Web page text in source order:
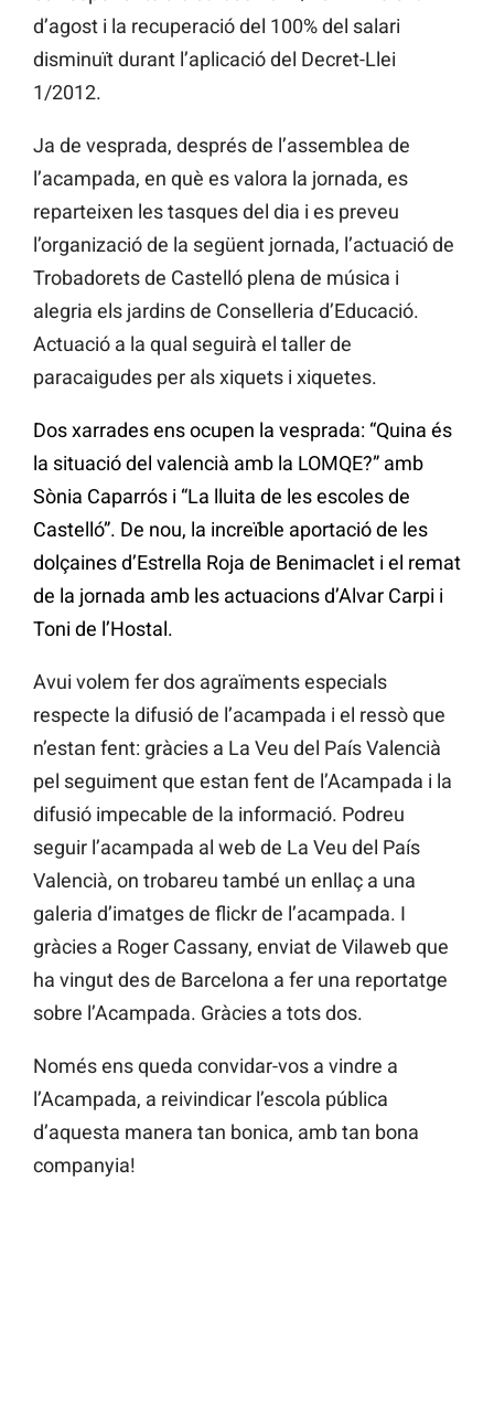
d’agost i la recuperació del 100% del salari
disminuït durant l’aplicació del Decret-Llei
1/2012.
Ja de vesprada, després de l’assemblea de
l’acampada, en què es valora la jornada, es
reparteixen les tasques del dia i es preveu
l’organizació de la següent jornada, l’actuació de
Trobadorets de Castelló plena de música i
alegria els jardins de Conselleria d’Educació.
Actuació a la qual seguirà el taller de
paracaigudes per als xiquets i xiquetes.
Dos xarrades ens ocupen la vesprada: “Quina és
la situació del valencià amb la LOMQE?” amb
Sònia Caparrós i “La lluita de les escoles de
Castelló”. De nou, la increïble aportació de les
dolçaines d’Estrella Roja de Benimaclet i el remat
de la jornada amb les actuacions d’Alvar Carpi i
Toni de l’Hostal.
Avui volem fer dos agraïments especials
respecte la difusió de l’acampada i el ressò que
n’estan fent: gràcies a La Veu del País Valencià
pel seguiment que estan fent de l’Acampada i la
difusió impecable de la informació. Podreu
seguir l’acampada al web de La Veu del País
Valencià, on trobareu també un enllaç a una
galeria d’imatges de flickr de l’acampada. I
gràcies a Roger Cassany, enviat de Vilaweb que
ha vingut des de Barcelona a fer una reportatge
sobre l’Acampada. Gràcies a tots dos.
Només ens queda convidar-vos a vindre a
l’Acampada, a reivindicar l’escola pública
d’aquesta manera tan bonica, amb tan bona
companyia!